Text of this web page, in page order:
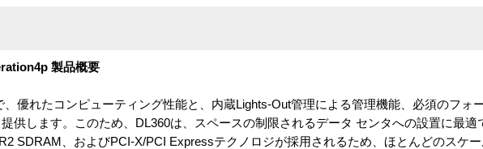
製品概要
優れたコンピューティング性能と、内蔵Lights-Out管理による管理機能、必須のフォ
供します。このため、DL360は、スペースの制限されるデータ センタへの設置に最適
SDRAM、およびPCI-X/PCI Expressテクノロジが採用されるため、ほとんどのスケ